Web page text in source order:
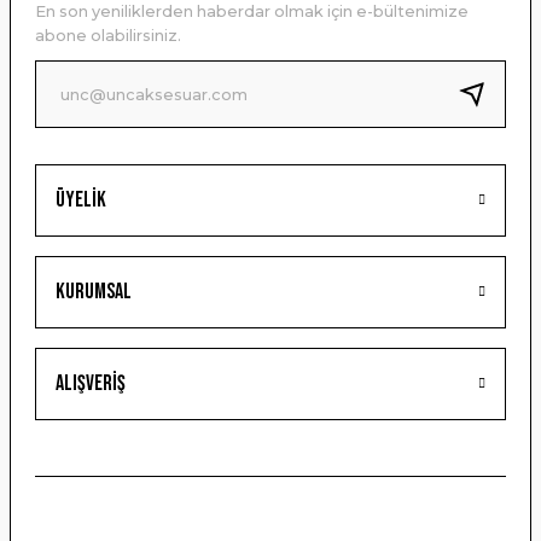
Ürün bilgilerinde hatalar bulunuyor.
Ürün fiyatı diğer sitelerden daha pahalı.
Bu ürüne benzer farklı alternatifler olmalı.
Gönder
Üyelik
Kurumsal
Alışveriş
En son yeniliklerden haberdar olmak için e-bültenimize
abone olabilirsiniz.